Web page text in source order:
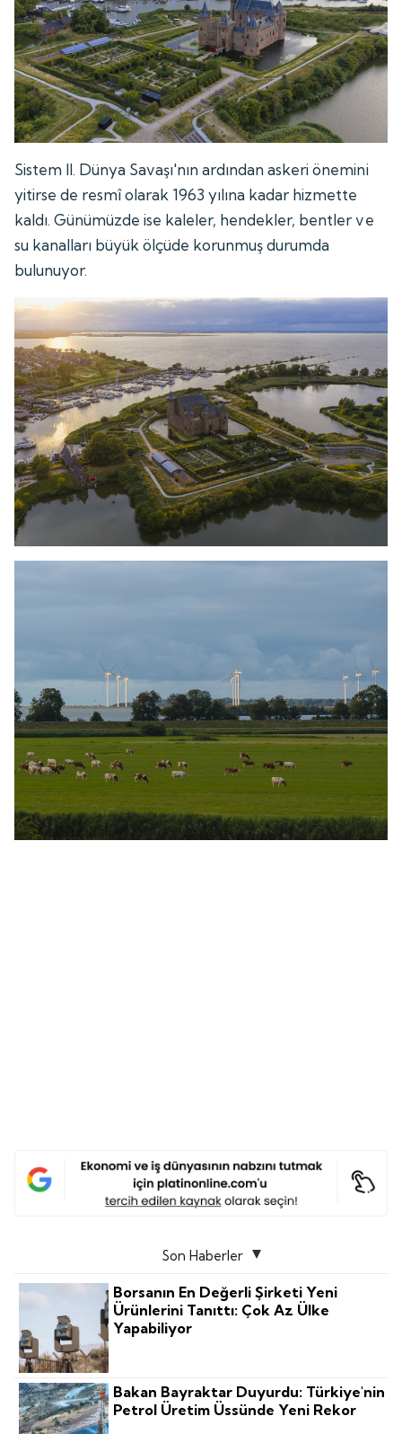
Sistem II. Dünya Savaşı'nın ardından askeri önemini
yitirse de resmî olarak 1963 yılına kadar hizmette
kaldı. Günümüzde ise kaleler, hendekler, bentler ve
su kanalları büyük ölçüde korunmuş durumda
bulunuyor.
Son Haberler
Borsanın En Değerli Şirketi Yeni
Ürünlerini Tanıttı: Çok Az Ülke
Yapabiliyor
Bakan Bayraktar Duyurdu: Türkiye'nin
Petrol Üretim Üssünde Yeni Rekor